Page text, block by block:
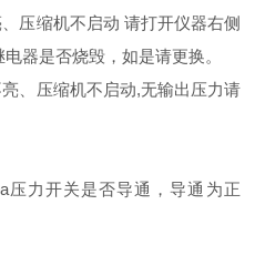
缩机不启动 请打开仪器右侧
器是否烧毁，如是请更换。
压缩机不启动,无输出压力请
力开关是否导通，导通为正